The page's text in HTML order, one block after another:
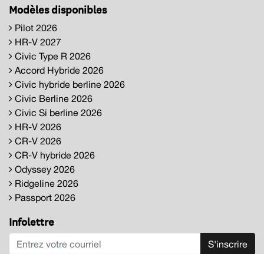
Modèles disponibles
Pilot 2026
HR-V 2027
Civic Type R 2026
Accord Hybride 2026
Civic hybride berline 2026
Civic Berline 2026
Civic Si berline 2026
HR-V 2026
CR-V 2026
CR-V hybride 2026
Odyssey 2026
Ridgeline 2026
Passport 2026
Infolettre
S'inscrire